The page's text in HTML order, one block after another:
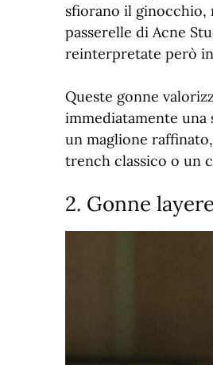
sfiorano il ginocchio,
passerelle di Acne
reinterpretate però
Queste gonne
immediatamente
un maglione
trench classico o un
2. Gonne